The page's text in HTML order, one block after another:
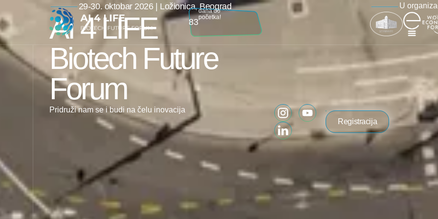
83
dana do
početka!
29-30. oktobar 2026 | Ložionica, Beograd
AI 4 LIFE
Biotech Future
Forum
Pridruži nam se i budi na čelu inovacija
Registracija
U